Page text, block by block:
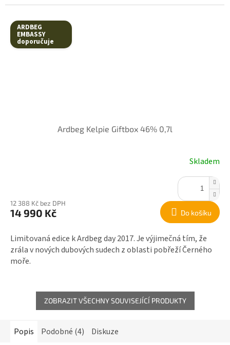
ARDBEG
EMBASSY
doporučuje
Ardbeg Kelpie Giftbox 46% 0,7l
Skladem
12 388 Kč bez DPH
14 990 Kč Do košíku
Limitovaná edice k Ardbeg day 2017. Je výjimečná tím, že
zrála v nových dubových sudech z oblasti pobřeží Černého
moře.
ZOBRAZIT VŠECHNY SOUVISEJÍCÍ PRODUKTY
Popis Podobné (4) Diskuze